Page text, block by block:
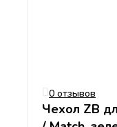
0 отзывов
Чехол ZB